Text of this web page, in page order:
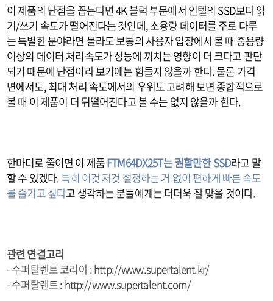
이 제품의 단점을 꼽는다면 4K 블럭 부문에서 인텔의 SSD보다 읽
기/쓰기 속도가 떨어진다는 것인데, 소용량 데이터를 주로 다루
는 특별한 분야라면 몰라도 보통의 사용자 입장에서 볼 때 중용량
이상의 데이터 처리속도가 성능에 끼치는 영향이 더 크다고 판단
되기 때문에 단점이라 보기에는 힘들지 않을까 한다. 물론 가격
면에서도, 최대 처리 속도에서의 우위도 고려해 보면 종합적으로
볼 때 이 제품이 더 뒤떨어진다고 볼 수는 없지 않을까 한다.
한마디로 줄이면 이 제품FTM64DX25T는 권할만한 SSD라고 말
할 수 있겠다.특히 이것 저것 설정하는 거 없이 편하게 빠른 속도
를 즐기고 싶다고 생각하는 분들에게는 더더욱 잘 맞을 것이다.
관련 연결고리
- 수퍼탈렌트 코리아 :http://www.supertalent.kr/
- 수퍼탈렌트 : http://www.supertalent.com/